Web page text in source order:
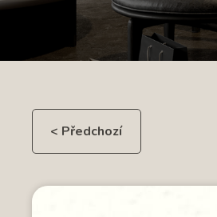
< Předchozí